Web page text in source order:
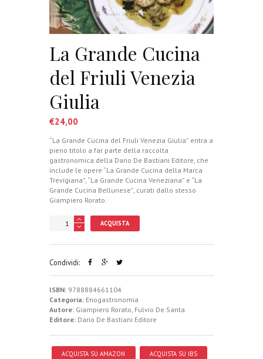
La Grande Cucina
del Friuli Venezia
Giulia
€24,00
“La Grande Cucina del Friuli Venezia Giulia” entra a
pieno titolo a far parte della raccolta
gastronomica della Dario De Bastiani Editore, che
include le opere “La Grande Cucina della Marca
Trevigiana”, “La Grande Cucina Veneziana” e “La
Grande Cucina Bellunese”, curati dallo stesso
Giampiero Rorato.
ACQUISTA
Condividi:
ISBN: 9788884661104
Categoria: Enogastronomia
Autore: Giampiero Rorato, Fulvio De Santa
Editore: Dario De Bastiani Editore
ACQUISTA SU AMAZON ACQUISTA SU IBS